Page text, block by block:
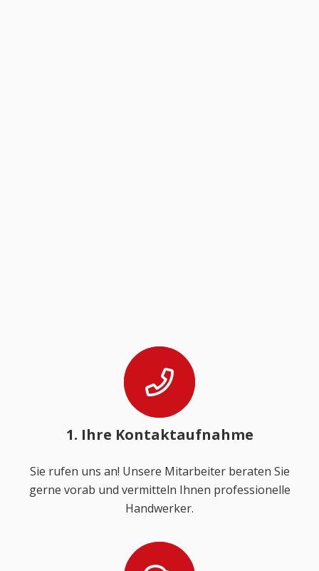
1. Ihre Kontaktaufnahme
Sie rufen uns an! Unsere Mitarbeiter beraten Sie
gerne vorab und vermitteln Ihnen professionelle
Handwerker.